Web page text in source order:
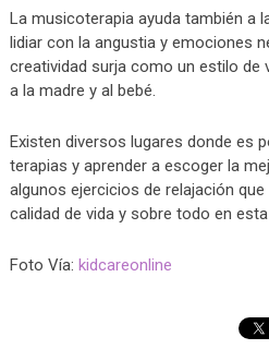
La musicoterapia ayuda también a
lidiar con la angustia y emociones
creatividad surja como un estilo de
a la madre y al bebé.
Existen diversos lugares donde es
terapias y aprender a escoger la
algunos ejercicios de relajación
calidad de vida y sobre todo en
Foto Vía: kidcareonline